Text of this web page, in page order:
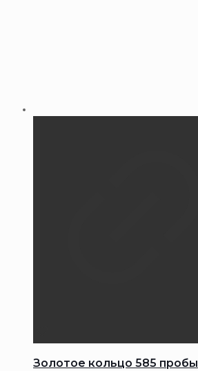
Золотое кольцо 585 пробы